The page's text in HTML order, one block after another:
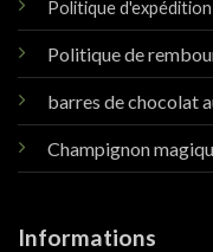
Politique d'expédition
Politique de
barres de chocolat
Champignon
Informations